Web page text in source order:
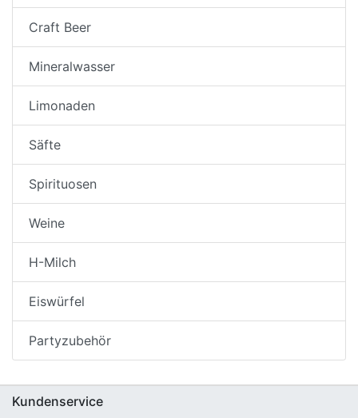
Craft Beer
Mineralwasser
Limonaden
Säfte
Spirituosen
Weine
H-Milch
Eiswürfel
Partyzubehör
Kundenservice